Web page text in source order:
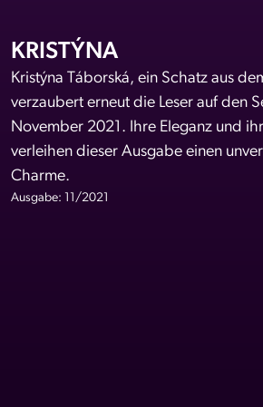
KRISTÝNA
Kristýna Táborská, ein Schatz aus
verzaubert erneut die Leser auf den
November 2021. Ihre Eleganz und
verleihen dieser Ausgabe einen
Charme.
Ausgabe: 11/2021